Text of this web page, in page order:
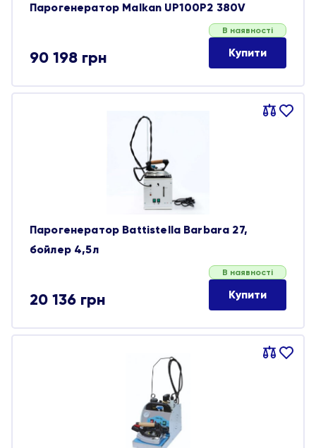
Парогенератор Malkan UP100P2 380V
90 198 грн
В наявності
Купити
Порівняти
В
Парогенератор Battistella Barbara 27,
бойлер 4,5л
20 136 грн
В наявності
Купити
Порівняти
В